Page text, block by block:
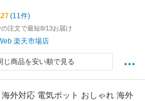
(11件)
注文で最短8/13お届け
楽天市場店
じ商品を安い順で見る
外対応 電気ポット おしゃれ 海外